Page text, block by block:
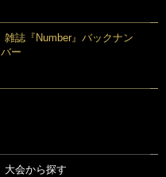
雑誌『Number』バックナン
バー
大会から探す